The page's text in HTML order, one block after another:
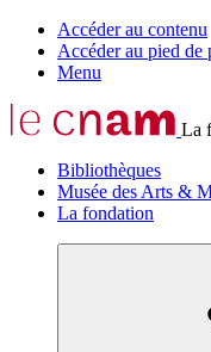
Accéder au contenu
Accéder au pied de
Menu
La
Bibliothèques
Musée des Arts &
La fondation